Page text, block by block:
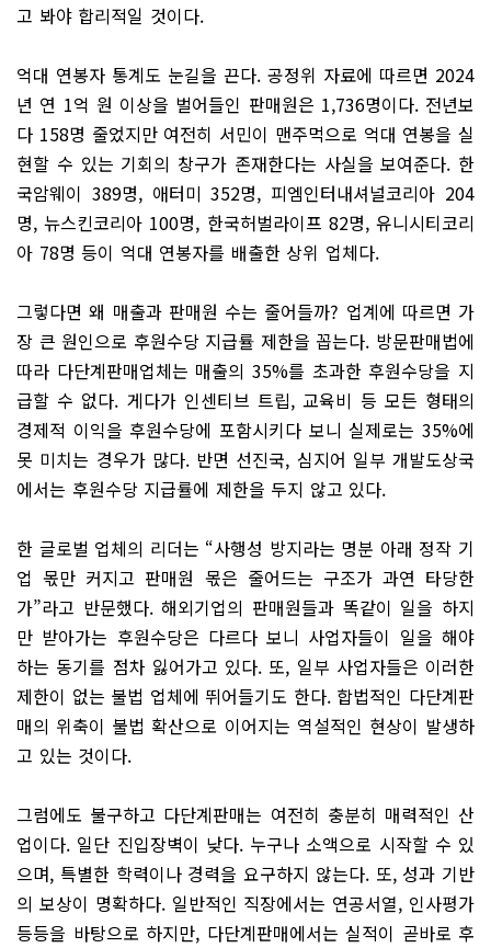
고 봐야 합리적일 것이다.
억대 연봉자 통계도 눈길을 끈다. 공정위 자료에 따르면 2024
년 연 1억 원 이상을 벌어들인 판매원은 1,736명이다. 전년보
다 158명 줄었지만 여전히 서민이 맨주먹으로 억대 연봉을 실
현할 수 있는 기회의 창구가 존재한다는 사실을 보여준다. 한
국암웨이 389명, 애터미 352명, 피엠인터내셔널코리아 204
명, 뉴스킨코리아 100명, 한국허벌라이프 82명, 유니시티코리
아 78명 등이 억대 연봉자를 배출한 상위 업체다.
그렇다면 왜 매출과 판매원 수는 줄어들까? 업계에 따르면 가
장 큰 원인으로 후원수당 지급률 제한을 꼽는다. 방문판매법에
따라 다단계판매업체는 매출의 35%를 초과한 후원수당을 지
급할 수 없다. 게다가 인센티브 트립, 교육비 등 모든 형태의
경제적 이익을 후원수당에 포함시키다 보니 실제로는 35%에
못 미치는 경우가 많다. 반면 선진국, 심지어 일부 개발도상국
에서는 후원수당 지급률에 제한을 두지 않고 있다.
한 글로벌 업체의 리더는 “사행성 방지라는 명분 아래 정작 기
업 몫만 커지고 판매원 몫은 줄어드는 구조가 과연 타당한
가”라고 반문했다. 해외기업의 판매원들과 똑같이 일을 하지
만 받아가는 후원수당은 다르다 보니 사업자들이 일을 해야
하는 동기를 점차 잃어가고 있다. 또, 일부 사업자들은 이러한
제한이 없는 불법 업체에 뛰어들기도 한다. 합법적인 다단계판
매의 위축이 불법 확산으로 이어지는 역설적인 현상이 발생하
고 있는 것이다.
그럼에도 불구하고 다단계판매는 여전히 충분히 매력적인 산
업이다. 일단 진입장벽이 낮다. 누구나 소액으로 시작할 수 있
으며, 특별한 학력이나 경력을 요구하지 않는다. 또, 성과 기반
의 보상이 명확하다. 일반적인 직장에서는 연공서열, 인사평가
등등을 바탕으로 하지만, 다단계판매에서는 실적이 곧바로 후